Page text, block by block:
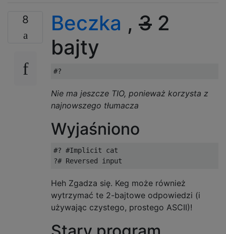
8 Beczka , 3 2
bajty
Nie ma jeszcze TIO, ponieważ korzysta z
najnowszego tłumacza
Wyjaśniono
#? #Implicit cat
Heh Zgadza się. Keg może również
wytrzymać te 2-bajtowe odpowiedzi (i
używając czystego, prostego ASCII)!